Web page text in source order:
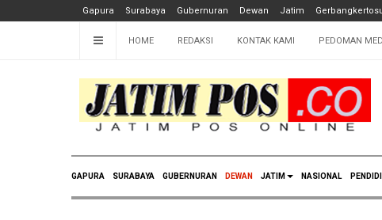
Gapura Surabaya Gubernuran Dewan Jatim
HOME REDAKSI KONTAK KAMI PEDOMAN
GAPURA SURABAYA GUBERNURAN DEWAN JATIM NASIONAL